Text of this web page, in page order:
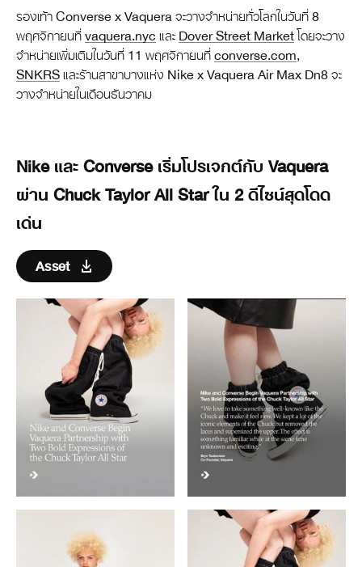
รองเท้า Converse x Vaquera จะวางจำหน่ายทั่วโลกในวันที่ 8
พฤศจิกายนที่ vaquera.nyc และ Dover Street Market โดยจะวาง
จำหน่ายเพิ่มเติมในวันที่ 11 พฤศจิกายนที่ converse.com,
SNKRS และร้านสาขาบางแห่ง Nike x Vaquera Air Max Dn8 จะ
วางจำหน่ายในเดือนธันวาคม
Nike และ Converse เริ่มโปรเจกต์กับ Vaquera
ผ่าน Chuck Taylor All Star ใน 2 ดีไซน์สุดโดด
เด่น
Asset